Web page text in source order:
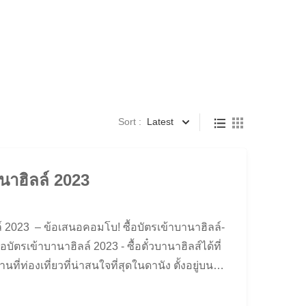
Sort : Latest
าฮิลล์ 2023
2023 – ข้อเสนอคอมโบ! ซื้อบัตรเข้าบานาฮิลล์-
บัตรเข้าบานาฮิลล์ 2023 - ซื้อตั๋วบานาฮิลส์ได้ที่
ที่ท่องเที่ยวที่น่าสนใจที่สุดในดานัง ตั้งอยู่บน